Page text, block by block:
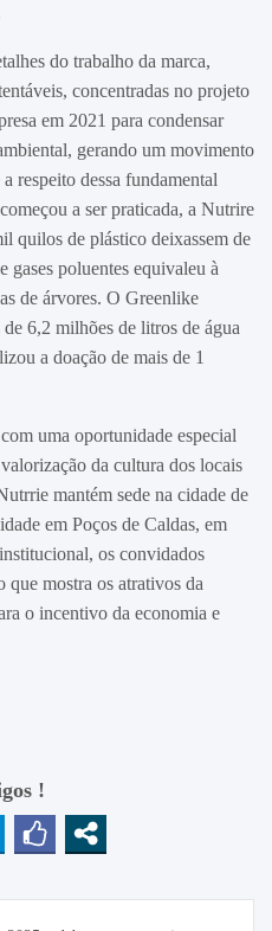
do trabalho da marca,
concentradas no projeto
em 2021 para condensar
gerando um movimento
respeito dessa fundamental
a ser praticada, a Nutrire
quilos de plástico deixassem de
gases poluentes equivaleu à
de árvores. O Greenlike
6,2 milhões de litros de água
a doação de mais de 1
uma oportunidade especial
da cultura dos locais
mantém sede na cidade de
em Poços de Caldas, em
os convidados
mostra os atrativos da
o incentivo da economia e
!